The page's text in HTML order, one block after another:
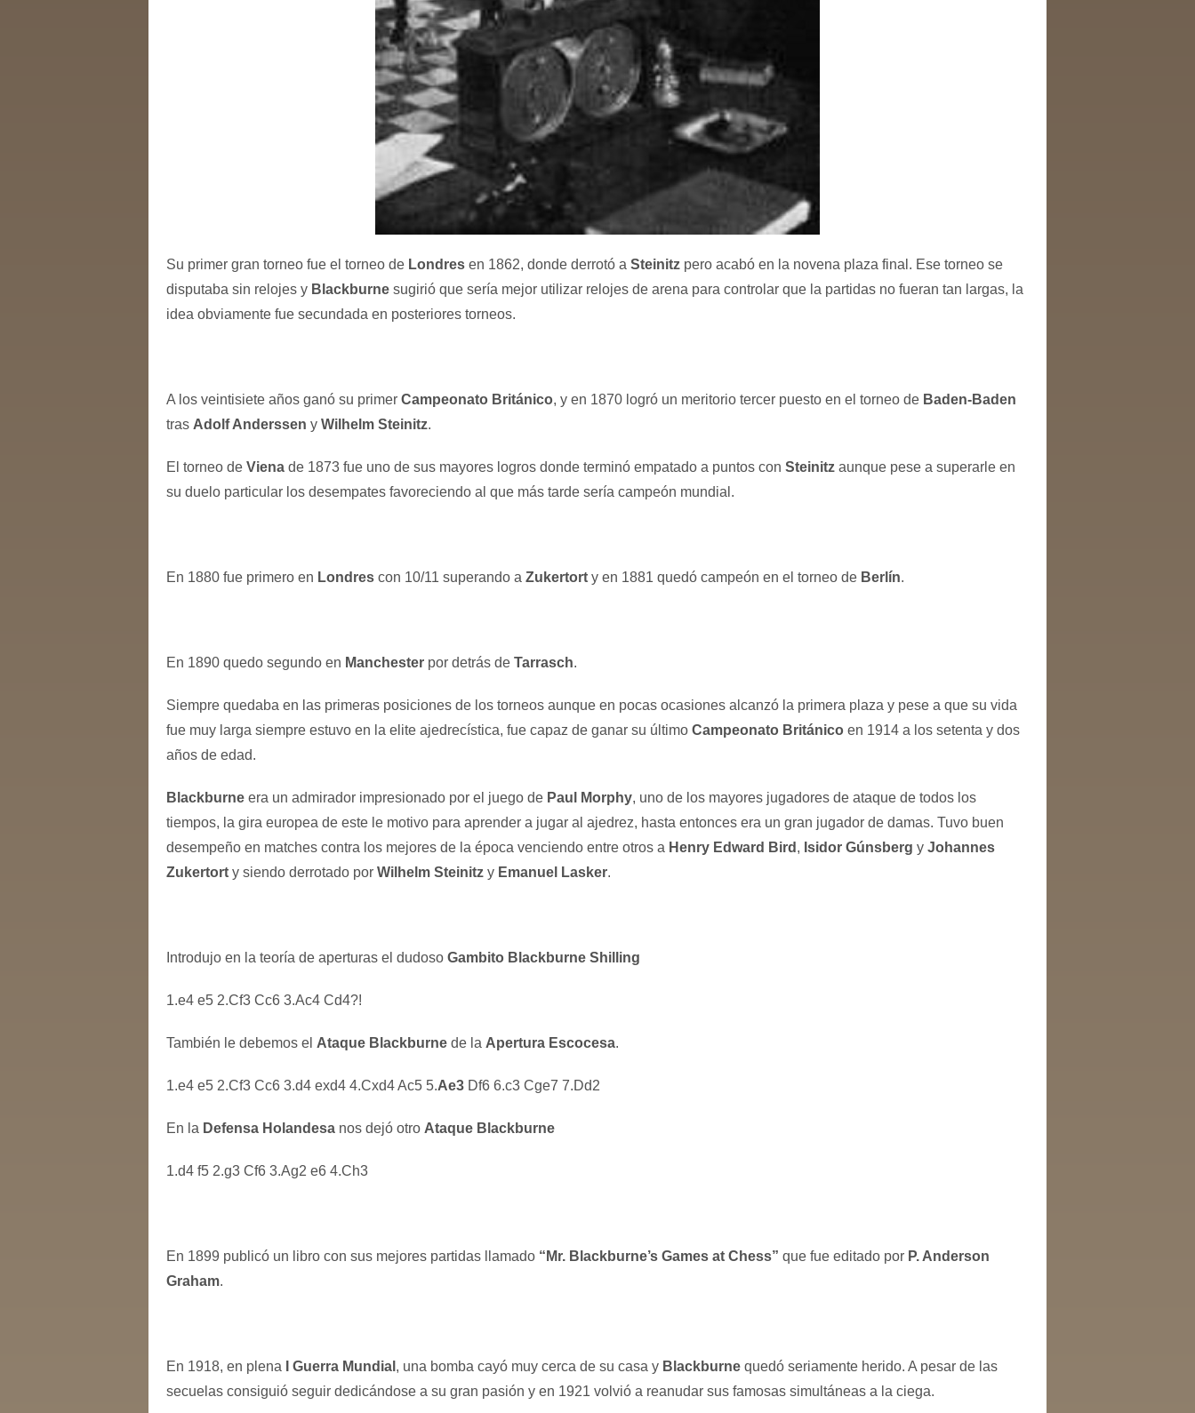
Su primer gran torneo fue el torneo de Londres en 1862, donde derrotó a Steinitz pero acabó en la novena plaza final. Ese torneo se
disputaba sin relojes y Blackburne sugirió que sería mejor utilizar relojes de arena para controlar que la partidas no fueran tan largas, la
idea obviamente fue secundada en posteriores torneos.
A los veintisiete años ganó su primer Campeonato Británico, y en 1870 logró un meritorio tercer puesto en el torneo de Baden-Baden
tras Adolf Anderssen y Wilhelm Steinitz.
El torneo de Viena de 1873 fue uno de sus mayores logros donde terminó empatado a puntos con Steinitz aunque pese a superarle en
su duelo particular los desempates favoreciendo al que más tarde sería campeón mundial.
En 1880 fue primero en Londres con 10/11 superando a Zukertort y en 1881 quedó campeón en el torneo de Berlín.
En 1890 quedo segundo en Manchester por detrás de Tarrasch.
Siempre quedaba en las primeras posiciones de los torneos aunque en pocas ocasiones alcanzó la primera plaza y pese a que su vida
fue muy larga siempre estuvo en la elite ajedrecística, fue capaz de ganar su último Campeonato Británico en 1914 a los setenta y dos
años de edad.
Blackburne era un admirador impresionado por el juego de Paul Morphy, uno de los mayores jugadores de ataque de todos los
tiempos, la gira europea de este le motivo para aprender a jugar al ajedrez, hasta entonces era un gran jugador de damas. Tuvo buen
desempeño en matches contra los mejores de la época venciendo entre otros a Henry Edward Bird , Isidor Gúnsberg y Johannes
Zukertort y siendo derrotado por Wilhelm Steinitz y Emanuel Lasker.
Introdujo en la teoría de aperturas el dudoso Gambito Blackburne Shilling
1.e4 e5 2.Cf3 Cc6 3.Ac4 Cd4?!
También le debemos el Ataque Blackburne de la Apertura Escocesa.
1.e4 e5 2.Cf3 Cc6 3.d4 exd4 4.Cxd4 Ac5 5.Ae3 Df6 6.c3 Cge7 7.Dd2
En la Defensa Holandesa nos dejó otro Ataque Blackburne
1.d4 f5 2.g3 Cf6 3.Ag2 e6 4.Ch3
En 1899 publicó un libro con sus mejores partidas llamado “Mr. Blackburne’s Games at Chess” que fue editado por P. Anderson
Graham.
En 1918, en plena I Guerra Mundial , una bomba cayó muy cerca de su casa y Blackburne quedó seriamente herido. A pesar de las
secuelas consiguió seguir dedicándose a su gran pasión y en 1921 volvió a reanudar sus famosas simultáneas a la ciega.